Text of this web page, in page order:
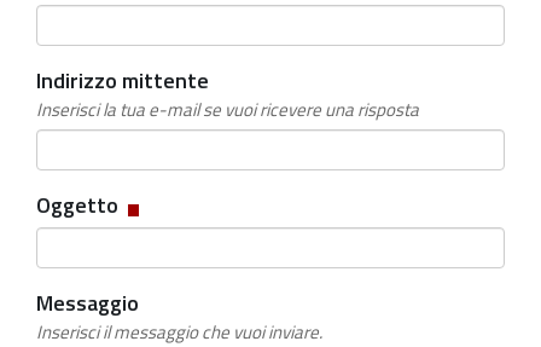
Indirizzo mittente
Inserisci la tua e-mail se vuoi ricevere una risposta
Oggetto Campo
obbligatorio
Messaggio
Inserisci il messaggio che vuoi inviare.